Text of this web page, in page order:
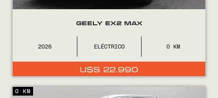
GEELY EX2 MAX
2026 ELÉCTRICO 0
U$S 22.990
0 KM